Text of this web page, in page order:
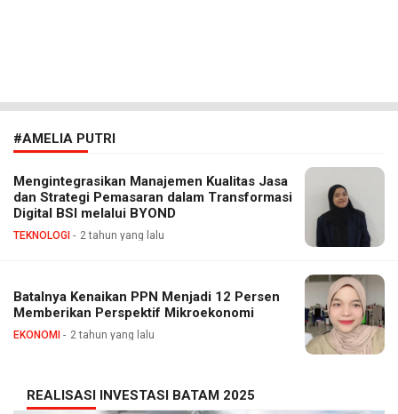
#AMELIA PUTRI
Mengintegrasikan Manajemen Kualitas Jasa
dan Strategi Pemasaran dalam Transformasi
Digital BSI melalui BYOND
TEKNOLOGI 2 tahun yang lalu
Batalnya Kenaikan PPN Menjadi 12 Persen
Memberikan Perspektif Mikroekonomi
EKONOMI 2 tahun yang lalu
REALISASI INVESTASI BATAM 2025